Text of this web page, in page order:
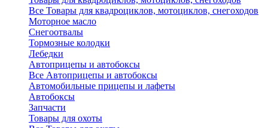
Все Товары для квадроциклов, мотоциклов, снегоходов
Моторное масло
Снегоотвалы
Тормозные колодки
Лебедки
Автоприцепы и автобоксы
Все Автоприцепы и автобоксы
Автомобильные прицепы и лафеты
Автобоксы
Запчасти
Товары для охоты